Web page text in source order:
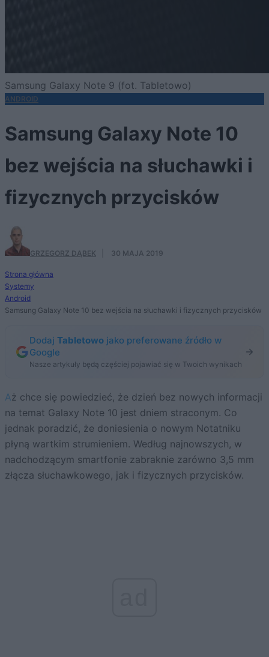
Samsung Galaxy Note 9 (fot. Tabletowo)
ANDROID
Samsung Galaxy Note 10
bez wejścia na słuchawki i
fizycznych przycisków
GRZEGORZ DĄBEK 30 MAJA 2019
Strona główna
Systemy
Android
Samsung Galaxy Note 10 bez wejścia na słuchawki i fizycznych przycisków
Dodaj Tabletowo jako preferowane źródło w
Google
Nasze artykuły będą częściej pojawiać się w Twoich wynikach
Aż chce się powiedzieć, że dzień bez nowych informacji
na temat Galaxy Note 10 jest dniem straconym. Co
jednak poradzić, że doniesienia o nowym Notatniku
płyną wartkim strumieniem. Według najnowszych, w
nadchodzącym smartfonie zabraknie zarówno 3,5 mm
złącza słuchawkowego, jak i fizycznych przycisków.